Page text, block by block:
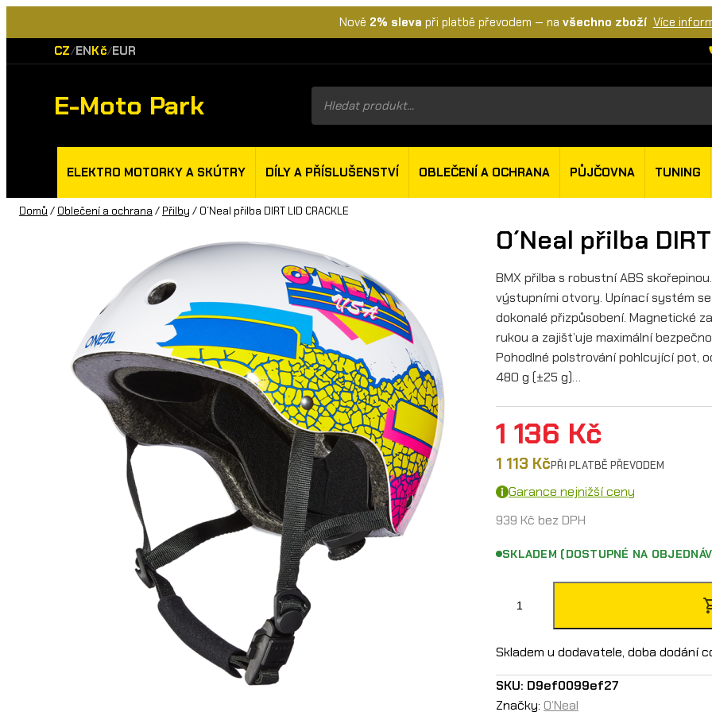
Nově 2% sleva při platbě převodem — na všechno zboží Více
CZ/ENKč/EUR
E-Moto Park
Products
search
ELEKTRO MOTORKY A SKÚTRY DÍLY A PŘÍSLUŠENSTVÍ OBLEČENÍ A OCHRANA PŮJČOVNA TUNING
Domů / Oblečení a ochrana / Přilby / O´Neal přilba DIRT LID CRACKLE
O´Neal přilba
BMX přilba s robustní ABS
výstupními otvory. Upínací systém
dokonalé přizpůsobení. Magnetické
rukou a zajišťuje maximální
Pohodlné polstrování pohlcující pot,
480 g (±25 g)…
1 136 Kč
1 113 KčPŘI PLATBĚ PŘEVODEM
Garance nejnižší ceny
939 Kč bez DPH
SKLADEM (DOSTUPNÉ NA
N
e
a
Skladem u dodavatele, doba dodání
SKU: D9ef0099ef27
Značky: O’Neal